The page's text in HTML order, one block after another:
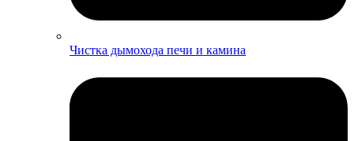
Чистка дымохода печи и камина